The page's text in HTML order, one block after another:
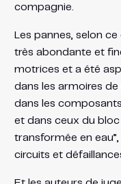
compagnie.
Les pannes, selon
très abondante et
motrices et a été
dans les armoires de
dans les
et dans ceux du bloc
transformée en
circuits et